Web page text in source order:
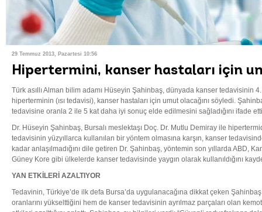
29 Temmuz 2013, Pazartesi 10:56
Hipertermini, kanser hastaları için
Türk asıllı Alman bilim adamı Hüseyin Şahinbaş, dünyada kanser tedavisinin
hiperterminin (ısı tedavisi), kanser hastaları için umut olacağını söyledi.
tedavisine oranla 2 ile 5 kat daha iyi sonuç elde edilmesini sağladığını ifade
Dr. Hüseyin Şahinbaş, Bursalı meslektaşı Doç. Dr. Mutlu Demiray ile
tedavisinin yüzyıllarca kullanılan bir yöntem olmasına karşın, kanser
kadar anlaşılmadığını dile getiren Dr. Şahinbaş, yöntemin son yıllarda ABD,
Güney Kore gibi ülkelerde kanser tedavisinde yaygın olarak kullanıldığını
YAN ETKİLERİ AZALTIYOR
Tedavinin, Türkiye’de ilk defa Bursa’da uygulanacağına dikkat çeken
oranlarını yükselttiğini hem de kanser tedavisinin ayrılmaz parçaları olan